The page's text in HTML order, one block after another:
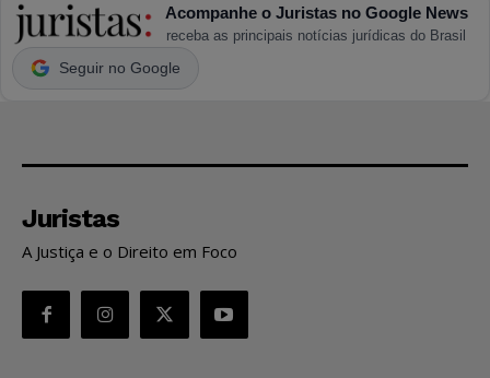
Acompanhe o Juristas no Google News
receba as principais notícias jurídicas do Brasil
Seguir no Google
Juristas
A Justiça e o Direito em Foco